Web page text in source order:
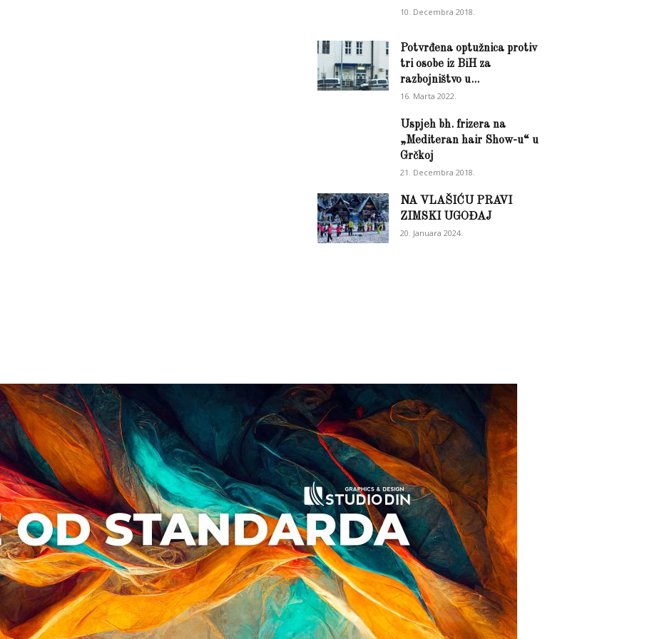
10. Decembra 2018.
Potvrđena optužnica protiv
tri osobe iz BiH za
razbojništvo u...
16. Marta 2022.
Uspjeh bh. frizera na
„Mediteran hair Show-u“ u
Grčkoj
21. Decembra 2018.
NA VLAŠIĆU PRAVI
ZIMSKI UGOĐAJ
20. Januara 2024.